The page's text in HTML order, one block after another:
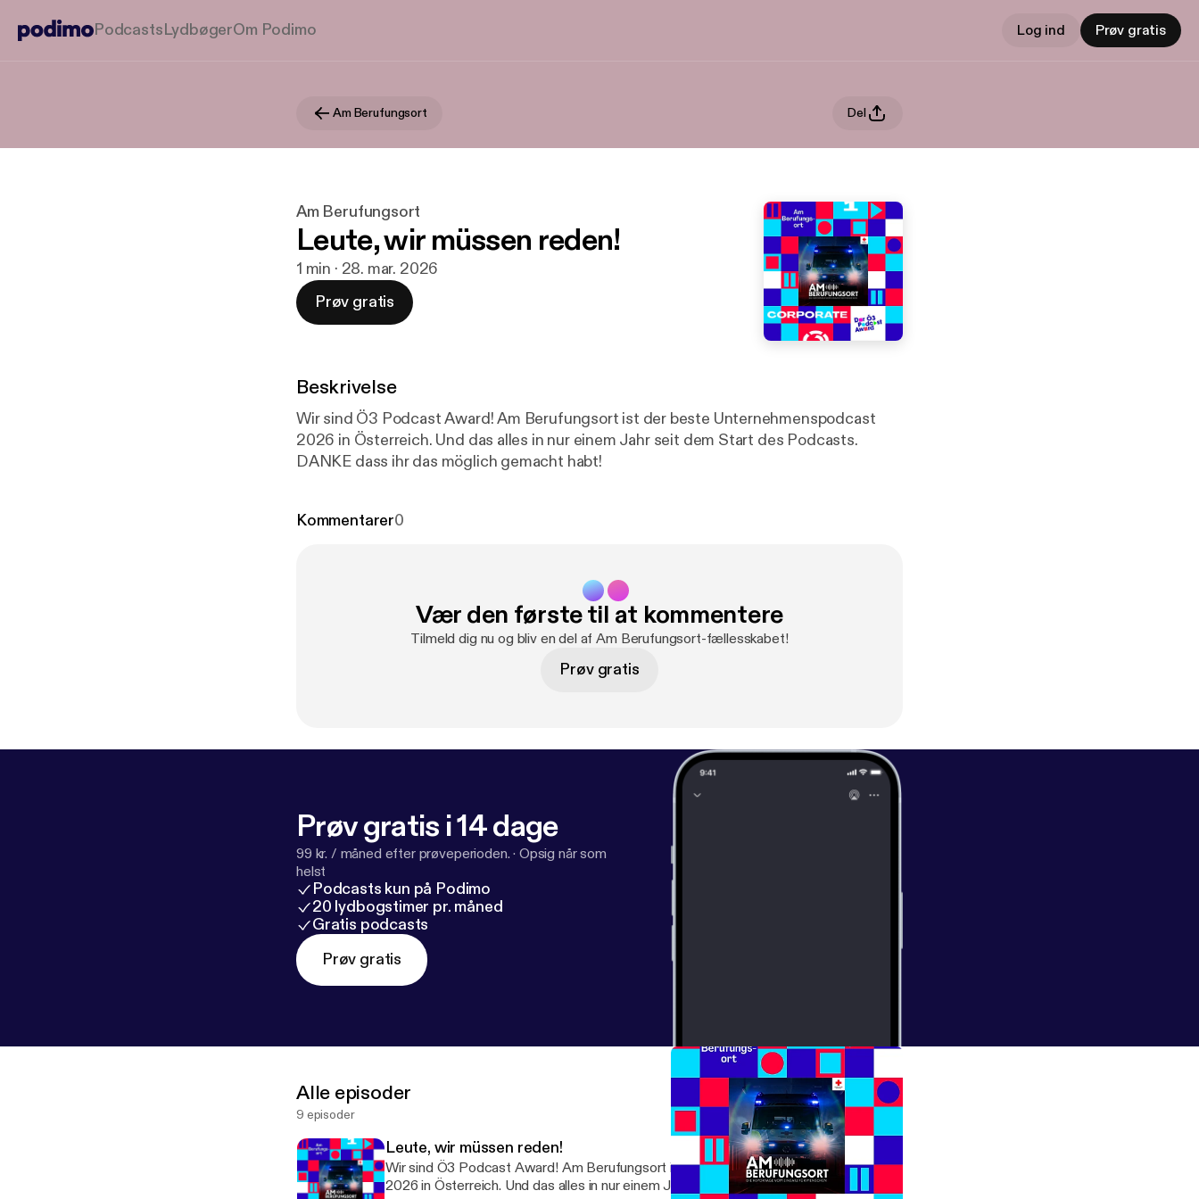
PodcastsLydbøgerOm Podimo Log ind Prøv gratis
Am Berufungsort Del
Am Berufungsort
Leute, wir müssen reden!
1 min · 28. mar. 2026
Prøv gratis
Beskrivelse
Wir sind Ö3 Podcast Award! Am Berufungsort ist der beste Unternehmenspodcast
2026 in Österreich. Und das alles in nur einem Jahr seit dem Start des Podcasts.
DANKE dass ihr das möglich gemacht habt!
Kommentarer0
Vær den første til at kommentere
Tilmeld dig nu og bliv en del af Am Berufungsort-fællesskabet!
Prøv gratis
Prøv gratis i 14 dage
99 kr. / måned efter prøveperioden. · Opsig når som
helst
Podcasts kun på Podimo
20 lydbogstimer pr. måned
Gratis podcasts
Prøv gratis
Alle episoder
9 episoder
Leute, wir müssen reden!
Wir sind Ö3 Podcast Award! Am Berufungsort ist der beste Unternehmenspodcast
2026 in Österreich. Und das alles in nur einem Jahr seit dem Start des Podcasts.